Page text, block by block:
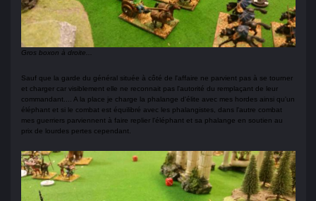
Gros boxon à droite...
Sauf que la garde du général située à côté de l'affaire ne parvient pas à se tourner
et charger car visiblement elle ne reconnait pas l'autorité du remplaçant de leur
commandant.... A la place je charge la phalange d'élite avec mes hordes ainsi qu'un
éléphant et si le combat est équilibré avec les phalangistes, dans l'autre combat
mes guerriers parviennent à faire replier l'éléphant et sa phalange en soutien au
prix de lourdes pertes cependant.